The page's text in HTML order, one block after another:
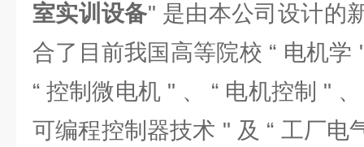
室实训设备" 是由本公司设计的
合了目前我国高等院校 “ 电机学
“ 控制微电机 " 、 “ 电机控制 "
可编程控制器技术 " 及 “ 工厂电